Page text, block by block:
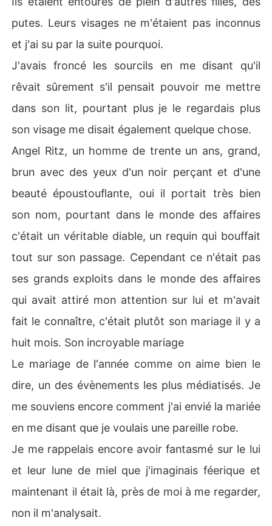
putes. Leurs visages ne m'étaient pas inconnus
et j'ai su par la suite pourquoi.
J'avais froncé les sourcils en me disant qu'il
rêvait sûrement s'il pensait pouvoir me mettre
dans son lit, pourtant plus je le regardais plus
son visage me disait également quelque chose.
Angel Ritz, un homme de trente un ans, grand,
brun avec des yeux d'un noir perçant et d'une
beauté époustouflante, oui il portait très bien
son nom, pourtant dans le monde des affaires
c'était un véritable diable, un requin qui bouffait
tout sur son passage. Cependant ce n'était pas
ses grands exploits dans le monde des affaires
qui avait attiré mon attention sur lui et m'avait
fait le connaître, c'était plutôt son mariage il y a
huit mois. Son incroyable mariage
Le mariage de l'année comme on aime bien le
dire, un des évènements les plus médiatisés. Je
me souviens encore comment j'ai envié la mariée
en me disant que je voulais une pareille robe.
Je me rappelais encore avoir fantasmé sur le lui
et leur lune de miel que j'imaginais féerique et
maintenant il était là, près de moi à me regarder,
non il m'analysait.